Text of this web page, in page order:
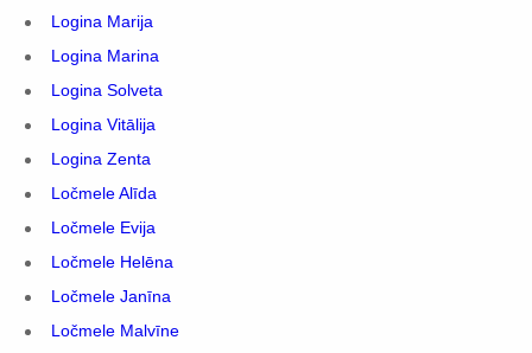
Logina Marija
Logina Marina
Logina Solveta
Logina Vitālija
Logina Zenta
Ločmele Alīda
Ločmele Evija
Ločmele Helēna
Ločmele Janīna
Ločmele Malvīne